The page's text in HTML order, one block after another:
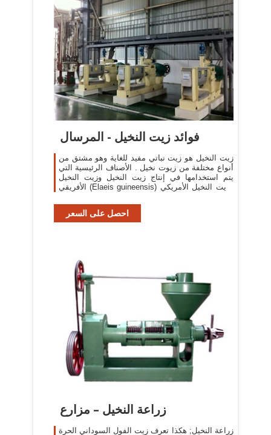
فوائد زيت النخيل - المرسال
زيت النخيل هو زيت نباتي مفيد للغاية وهو مشتق من
أنواع مختلفة من زيوت نخيل . الأصناف الرئيسية التي
يتم استخدامها في إنتاج زيت النخيل وزيت النخيل
الأفريقي (Elaeis guineensis) وزيت النخيل الأمريكي
احصل على السعر
زراعة النخيل – مزارع
زراعة النخيل; هكذا تعرف زيت الفول السوداني الحرة